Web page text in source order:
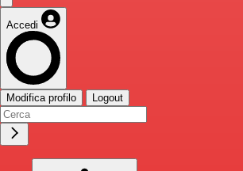
Accedi
Modifica profilo Logout